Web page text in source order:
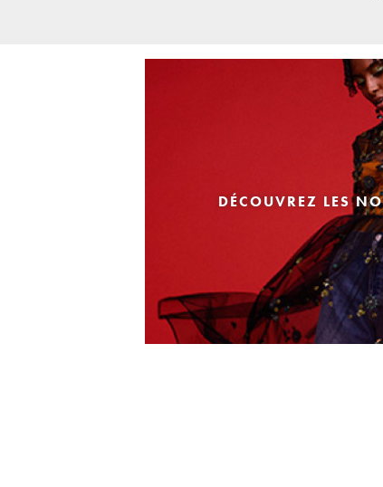
DÉCOUVREZ LES